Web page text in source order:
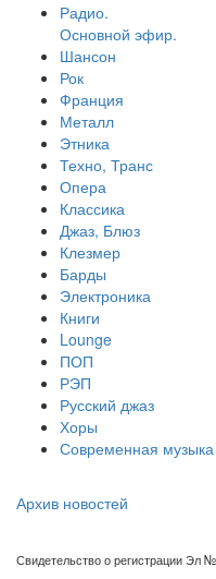
Радио.
Основной эфир.
Шансон
Рок
Франция
Металл
Этника
Техно, Транс
Опера
Классика
Джаз, Блюз
Клезмер
Барды
Электроника
Книги
Lounge
ПОП
РЭП
Русский джаз
Хоры
Современная музыка
Архив новостей
Свидетельство о регистрации Эл